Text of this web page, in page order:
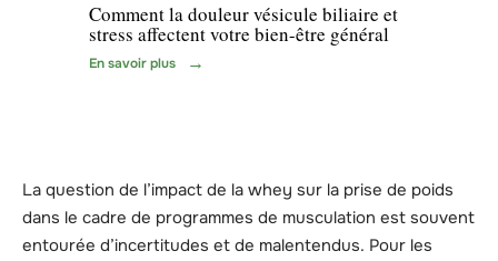
Comment la douleur vésicule biliaire et
stress affectent votre bien-être général
En savoir plus
La question de l’impact de la whey sur la prise de poids
dans le cadre de programmes de musculation est souvent
entourée d’incertitudes et de malentendus. Pour les